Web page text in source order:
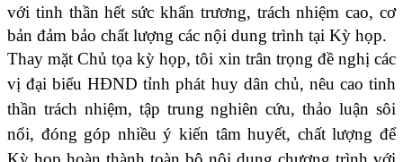
với tinh thần hết sức khẩn trương, trách nhiệm cao, cơ
bản đảm bảo chất lượng các nội dung trình tại Kỳ họp.
Thay mặt Chủ tọa kỳ họp, tôi xin trân trọng đề nghị các
vị đại biểu HĐND tỉnh phát huy dân chủ, nêu cao tinh
thần trách nhiệm, tập trung nghiên cứu, thảo luận sôi
nổi, đóng góp nhiều ý kiến tâm huyết, chất lượng để